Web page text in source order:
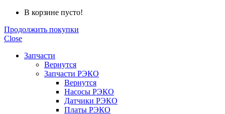
В корзине пусто!
Продолжить покупки
Close
Запчасти
Вернутся
Запчасти РЭКО
Вернутся
Насосы РЭКО
Датчики РЭКО
Платы РЭКО